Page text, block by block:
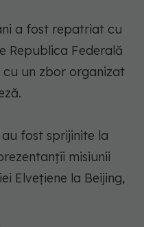
a fost repatriat cu
Republica Federală
un zbor organizat
fost sprijinite la
misiunii
Elveţiene la Beijing,